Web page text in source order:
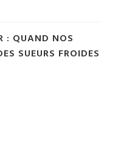
: QUAND NOS
SUEURS FROIDES